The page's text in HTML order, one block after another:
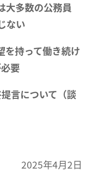
大多数の公務員
ない
を持って働き続け
要
言について（談
2025年4月2日